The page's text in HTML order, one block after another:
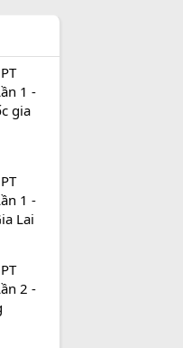
1 -
gia
1 -
Lai
2 -